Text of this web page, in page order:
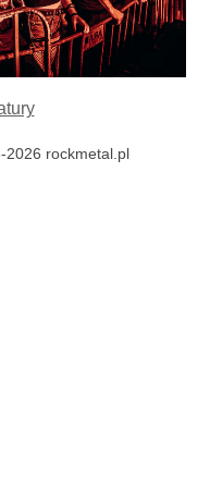
2026 rockmetal.pl